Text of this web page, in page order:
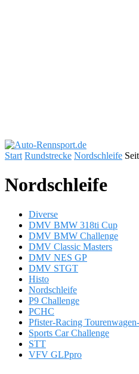
Start Rundstrecke Nordschleife
Nordschleife
Diverse
DMV BMW 318ti Cup
DMV BMW Challenge
DMV Classic Masters
DMV NES GP
DMV STGT
Histo
Nordschleife
P9 Challenge
PCHC
Pfister-Racing
Sports Car Challenge
STT
VFV GLPpro